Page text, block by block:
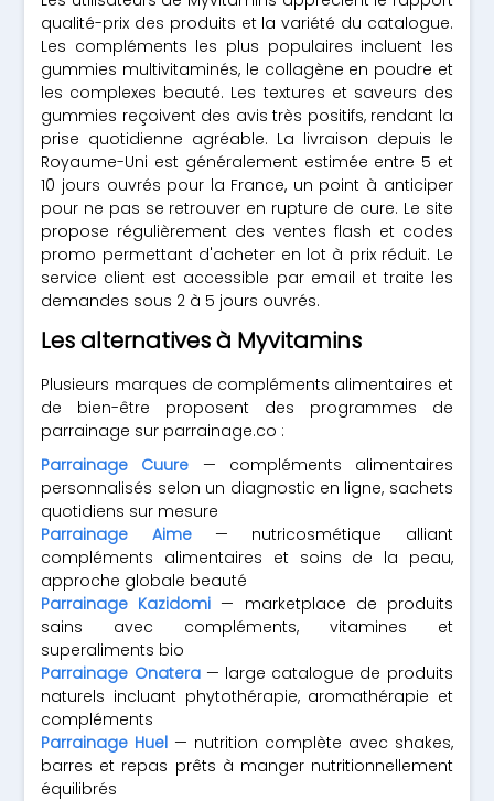
qualité-prix des produits et la variété du catalogue.
Les compléments les plus populaires incluent les
gummies multivitaminés, le collagène en poudre et
les complexes beauté. Les textures et saveurs des
gummies reçoivent des avis très positifs, rendant la
prise quotidienne agréable. La livraison depuis le
Royaume-Uni est généralement estimée entre 5 et
10 jours ouvrés pour la France, un point à anticiper
pour ne pas se retrouver en rupture de cure. Le site
propose régulièrement des ventes flash et codes
promo permettant d'acheter en lot à prix réduit. Le
service client est accessible par email et traite les
demandes sous 2 à 5 jours ouvrés.
Les alternatives à Myvitamins
Plusieurs marques de compléments alimentaires et
de bien-être proposent des programmes de
parrainage sur parrainage.co :
Parrainage Cuure — compléments alimentaires
personnalisés selon un diagnostic en ligne, sachets
quotidiens sur mesure
Parrainage Aime— nutricosmétique alliant
compléments alimentaires et soins de la peau,
approche globale beauté
Parrainage Kazidomi — marketplace de produits
sains avec compléments, vitamines et
superaliments bio
Parrainage Onatera— large catalogue de produits
naturels incluant phytothérapie, aromathérapie et
compléments
Parrainage Huel — nutrition complète avec shakes,
barres et repas prêts à manger nutritionnellement
équilibrés